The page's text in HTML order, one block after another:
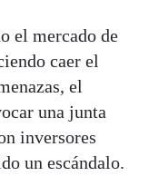
el mercado de
caer el
el
una junta
inversores
un escándalo.